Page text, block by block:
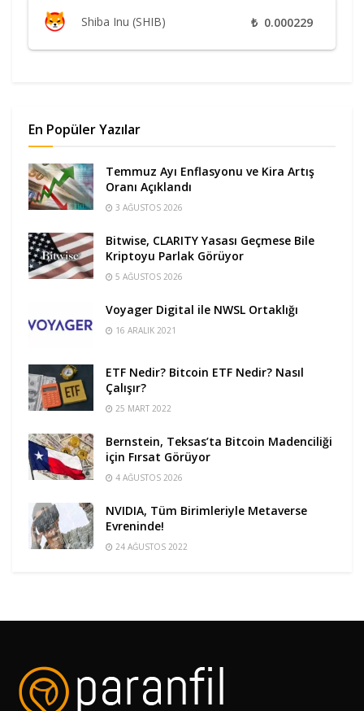
Shiba Inu (SHIB) ₺ 0.000229
En Popüler Yazılar
Temmuz Ayı Enflasyonu ve Kira Artış
Oranı Açıklandı
3 AĞUSTOS 2026
Bitwise, CLARITY Yasası Geçmese Bile
Kriptoyu Parlak Görüyor
5 AĞUSTOS 2026
Voyager Digital ile NWSL Ortaklığı
16 ARALIK 2021
ETF Nedir? Bitcoin ETF Nedir? Nasıl
Çalışır?
25 MART 2022
Bernstein, Teksas’ta Bitcoin Madenciliği
için Fırsat Görüyor
4 AĞUSTOS 2026
NVIDIA, Tüm Birimleriyle Metaverse
Evreninde!
24 AĞUSTOS 2022